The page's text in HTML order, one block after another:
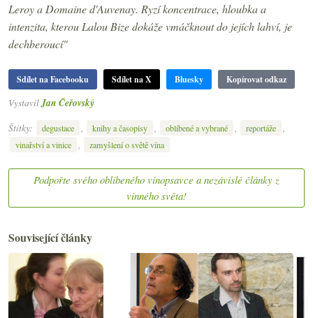
Leroy a Domaine d'Auvenay. Ryzí koncentrace, hloubka a
intenzita, kterou Lalou Bize dokáže vmáčknout do jejích lahví, je
dechberoucí"
Sdílet na Facebooku Sdílet na X Bluesky Kopírovat odkaz
Vystavil Jan Čeřovský
Štítky:
degustace , knihy a časopisy , oblíbené a vybrané , reportáže ,
vinařství a vinice , zamyšlení o světě vína
Podpořte svého oblíbeného vínopsavce a nezávislé články z
vinného světa!
Související články